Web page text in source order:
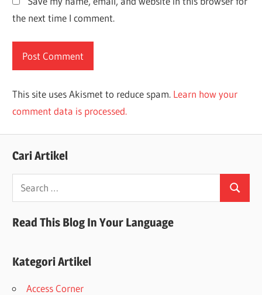
the next time I comment.
This site uses Akismet to reduce spam. Learn how your
comment data is processed.
Cari Artikel
Search
for:
Search
Read This Blog In Your Language
Kategori Artikel
Access Corner